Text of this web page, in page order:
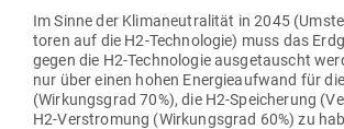
Im Sinne der Kli­ma­neu­tra­lität in 2045
toren auf die H2-Tech­no­logie) muss das
gegen die H2-Tech­no­logie aus­ge­tauscht
nur über einen hohen Ener­gie­aufwand für
(Wir­kungsgrad 70%), die H2-Spei­cherung
H2-Ver­stromung (Wir­kungsgrad 60%) zu